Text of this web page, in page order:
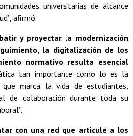
universitarias de alcance
afirmó.
y proyectar la modernización
la digitalización de los
normativo resulta esencial
tan importante como lo es la
que marca la vida de estudiantes,
de colaboración durante toda su
con una red que articule a los